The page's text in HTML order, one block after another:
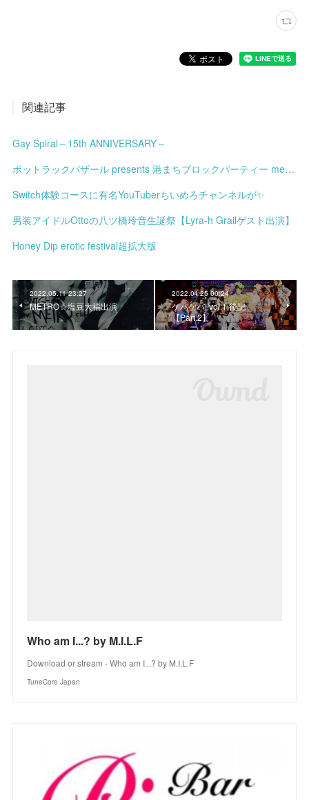
関連記事
Gay Spiral～15th ANNIVERSARY～
ポットラックバザール presents 港まちブロックパーティー meets みなと土曜市
Switch体験コースに有名YouTuberちいめろチャンネルが✨
男装アイドルOttoの八ツ橋玲音生誕祭【Lyra-h Grailゲスト出演】
Honey Dip erotic festival超拡大版
2022.05.11 23:27
METRO☆塩豆大福出演
2022.04.25 00:24
ケバケバ!!vol.1 後記
【Part.2】
Who am I...? by M.I.L.F
Download or stream - Who am I...? by M.I.L.F
TuneCore Japan